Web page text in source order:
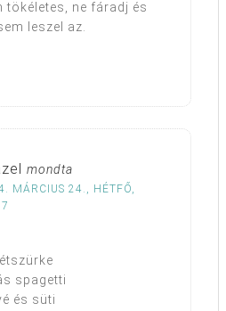
tökéletes, ne fáradj és
leszel az.
mondta
MÁRCIUS 24., HÉTFŐ,
spagetti
és süti